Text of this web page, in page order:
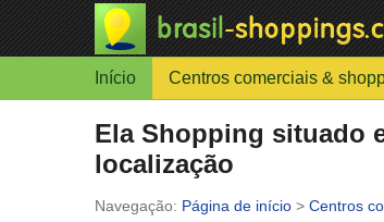
Início Centros comerciais &
Ela Shopping situado
localização
Página de início > Centros